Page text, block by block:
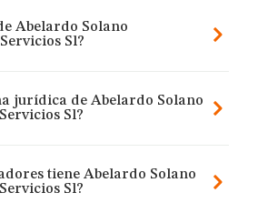
Abelardo Solano
Sl?
jurídica de Abelardo Solano
Sl?
tiene Abelardo Solano
Sl?